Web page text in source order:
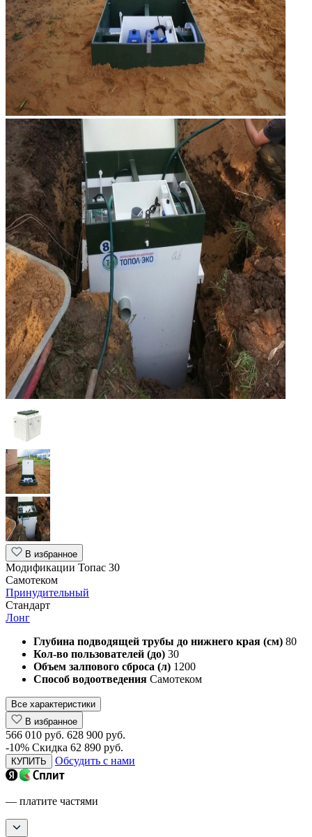
В избранное
Модификации Топас 30
Самотеком
Принудительный
Стандарт
Лонг
Глубина подводящей трубы до нижнего края (см) 80
Кол-во пользователей (до) 30
Объем залпового сброса (л) 1200
Способ водоотведения Самотеком
Все характеристики
В избранное
566 010 руб. 628 900 руб.
-10% Скидка 62 890 руб.
КУПИТЬ Обсудить с нами
— платите частями